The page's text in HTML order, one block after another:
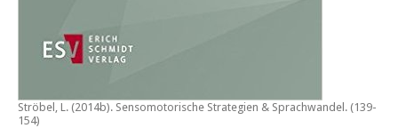
Ströbel, L. (2014b). Sensomotorische Strategien & Sprachwandel . (139-
154)